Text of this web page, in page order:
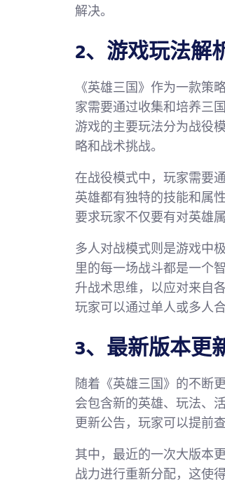
解决。
2、游戏玩法解
《英雄三国》作为一款策
家需要通过收集和培养三
游戏的主要玩法分为战役
略和战术挑战。
在战役模式中，玩家需要
英雄都有独特的技能和属
要求玩家不仅要有对英雄
多人对战模式则是游戏中
里的每一场战斗都是一个
升战术思维，以应对来自
玩家可以通过单人或多人
3、最新版本更
随着《英雄三国》的不断
会包含新的英雄、玩法、
更新公告，玩家可以提前
其中，最近的一次大版本
战力进行重新分配，这使